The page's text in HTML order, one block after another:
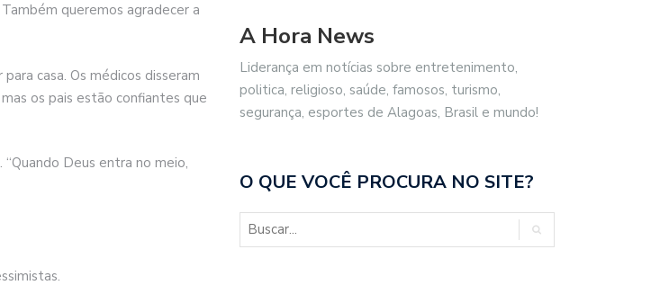
queremos agradecer a
casa. Os médicos disseram
os pais estão confiantes que
Deus entra no meio,
A Hora News
Liderança em notícias sobre entretenimento,
politica, religioso, saúde, famosos, turismo,
segurança, esportes de Alagoas, Brasil e mundo!
O QUE VOCÊ PROCURA NO SITE?